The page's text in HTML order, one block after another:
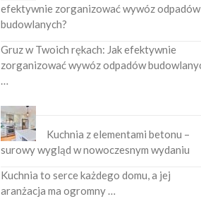
efektywnie zorganizować wywóz odpadów
budowlanych?
Gruz w Twoich rękach: Jak efektywnie
zorganizować wywóz odpadów
…
Kuchnia z elementami betonu –
surowy wygląd w nowoczesnym wydaniu
Kuchnia to serce każdego domu, a jej
aranżacja ma ogromny …